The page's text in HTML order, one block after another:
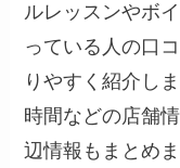
ルレッスンやボ
っている人の口
りやすく紹介し
時間などの店舗
辺情報もまとめま